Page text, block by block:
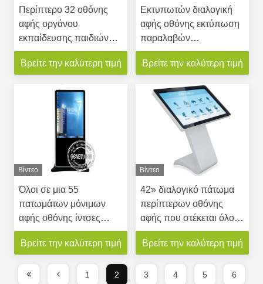
Περίπτερο 32 οθόνης
αφής οργάνου
εκπαίδευσης παιδιών
φορητή NFC εκτύπωση
λογότυπων καμερών
Βρείτε την καλύτερη τιμή
Εκτυπωτών διαλογική
αφής οθόνης εκτύπωση
παραλαβών
υποστήριξης εξεδρών
συστημάτων
περίπτερων ψηφιακή
Βρείτε την καλύτερη τιμή
Βίντεο
Όλοι σε μια 55
πατωμάτων μόνιμων
αφής οθόνης ίντσες
οργάνων ελέγχου
περίπτερων με την
Βρείτε την καλύτερη τιμή
Βίντεο
42» διαλογικό πάτωμα
περίπτερων οθόνης
αφής που στέκεται όλους
σε ένα PC
Βρείτε την καλύτερη τιμή
1 2 3 4 5 6